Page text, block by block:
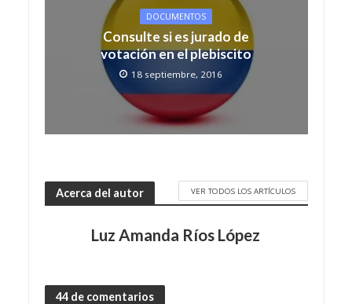
DOCUMENTOS
Consulte si es jurado de
votación en el plebiscito
18 septiembre, 2016
Acerca del autor VER TODOS LOS ARTÍCULOS
Luz Amanda Ríos López
44 de comentarios